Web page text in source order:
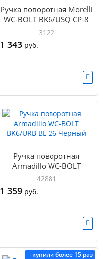
Ручка поворотная Morelli
WC-BOLT BK6/USQ СР-8
Хром
3122
1 343 руб.
Ручка поворотная
Armadillo WC-BOLT
BK6/URB BL-26 Черный
42881
1 359 руб.
купили более 15 раз